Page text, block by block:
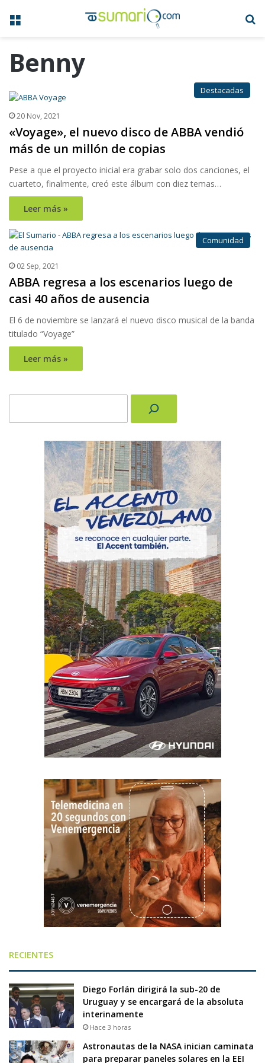
Menú
Benny
Destacadas
20 Nov, 2021
«Voyage», el nuevo disco de ABBA vendió
más de un millón de copias
Pese a que el proyecto inicial era grabar solo dos canciones, el
cuarteto, finalmente, creó este álbum con diez temas…
Leer más »
Comunidad
02 Sep, 2021
ABBA regresa a los escenarios luego de
casi 40 años de ausencia
El 6 de noviembre se lanzará el nuevo disco musical de la banda
titulado “Voyage”
Leer más »
RECIENTES
Diego Forlán dirigirá la sub-20 de
Uruguay y se encargará de la absoluta
interinamente
Hace 3 horas
Astronautas de la NASA inician caminata
para preparar paneles solares en la EEI